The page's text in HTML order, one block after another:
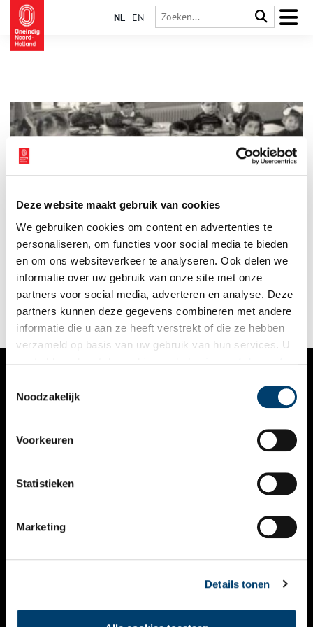
Deze website maakt gebruik van cookies
We gebruiken cookies om content en advertenties te
personaliseren, om functies voor social media te bieden
en om ons websiteverkeer te analyseren. Ook delen we
informatie over uw gebruik van onze site met onze
partners voor social media, adverteren en analyse. Deze
partners kunnen deze gegevens combineren met andere
informatie die u aan ze heeft verstrekt of die ze hebben
verzameld op basis van uw gebruik van hun services. U
Noodzakelijk
Voorkeuren
Statistieken
Marketing
Details tonen
NL EN
Het was de Duitse opvoedkundige en onderwijsvernieuwer
Friedrich Fröbel die de eerste kleuterschool oprichtte aan het
begin van de negentiende eeuw. Spelenderwijs wilde hij de
kinderen de basisprincipes van het leven leren. In zijn
methode benadrukte hij de zelfwerkzaamheid en eigen
creativiteit van de kinderen. Ook natuurbeleving vond hij erg
belangrijk. Kleuterscholen die volgens zijn methode werkten,
werden al snel Fröbelscholen genoemd.
VERHALEN
KALENDER
THEMA’S
VIDEO’S
CONTACT